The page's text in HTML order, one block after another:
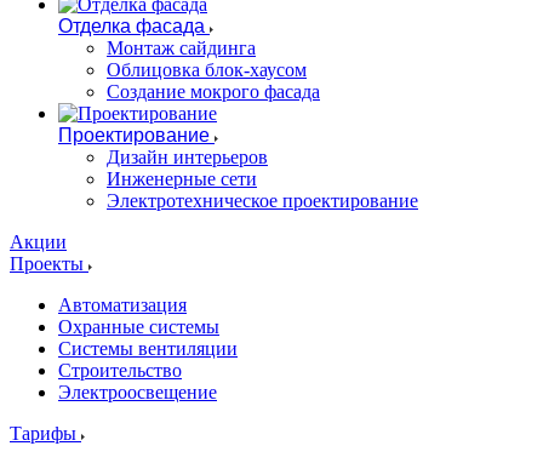
Отделка фасада
Монтаж сайдинга
Облицовка блок-хаусом
Создание мокрого фасада
Проектирование
Дизайн интерьеров
Инженерные сети
Электротехническое проектирование
Акции
Проекты
Автоматизация
Охранные системы
Системы вентиляции
Строительство
Электроосвещение
Тарифы